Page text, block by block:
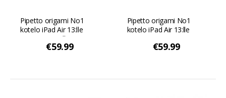
Pipetto origami No1
kotelo iPad Air 13:lle
(2024) - Metallinen
vaaleanpunainen
€59.99
Pipetto origami No1
kotelo iPad Air 13:lle
€59.99